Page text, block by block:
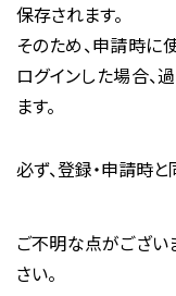
保存されます。
そのため、申請時に
ログインした場合、
ます。
必ず、登録・申請時と
ご不明な点がござい
さい。